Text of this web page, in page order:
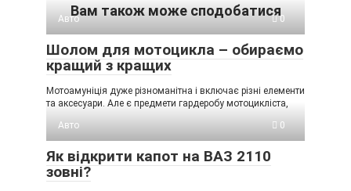
Вам також може сподобатися
Авто 0
Шолом для мотоцикла – обираємо
кращий з кращих
Мотоамуніція дуже різноманітна і включає різні елементи
та аксесуари. Але є предмети гардеробу мотоцикліста,
Авто
0
Як відкрити капот на ВАЗ 2110
зовні?